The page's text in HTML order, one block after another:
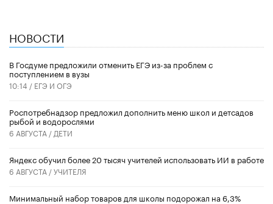
НОВОСТИ
В Госдуме предложили отменить ЕГЭ из-за проблем с
поступлением в вузы
10:14 / ЕГЭ И ОГЭ
Роспотребнадзор предложил дополнить меню школ и детсадов
рыбой и водорослями
6 АВГУСТА / ДЕТИ
​Яндекс обучил более 20 тысяч учителей использовать ИИ в работе
6 АВГУСТА /УЧИТЕЛЯ
Минимальный набор товаров для школы подорожал на 6,3%